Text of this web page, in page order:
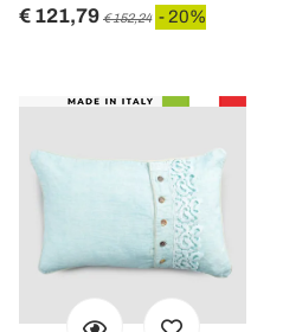
€ 121,79 € 152,24 - 20%